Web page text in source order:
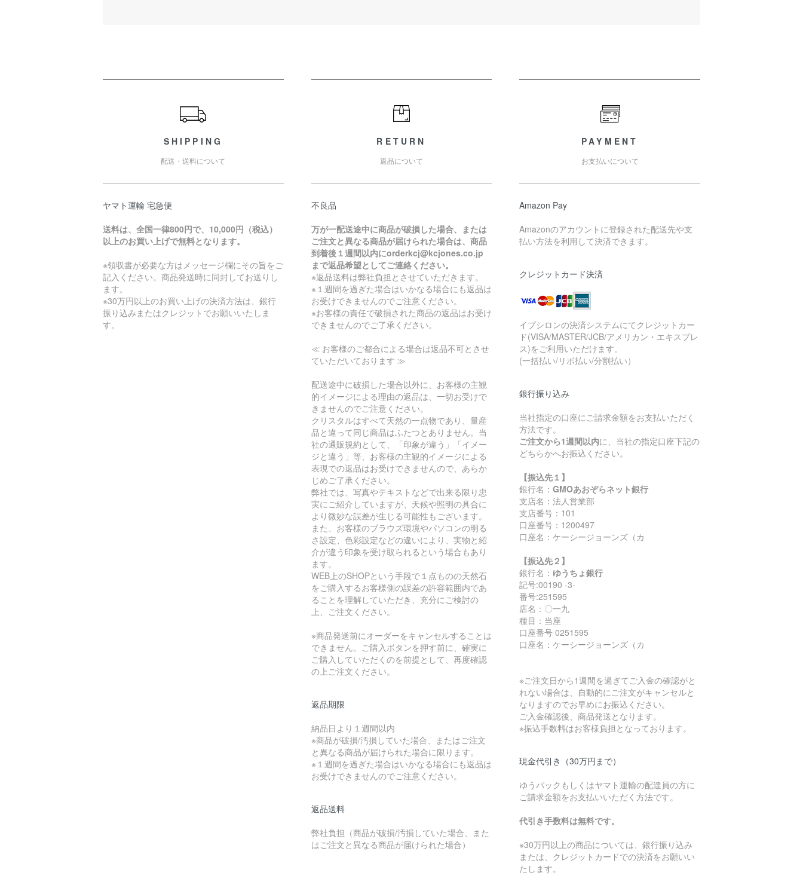
SHIPPING
配送・送料について
ヤマト運輸 宅急便
送料は、全国一律800円で、10,000円（税込）
以上のお買い上げで無料となります。
※領収書が必要な方はメッセージ欄にその旨をご
記入ください。商品発送時に同封してお送りし
ます。
※30万円以上のお買い上げの決済方法は、銀行
振り込みまたはクレジットでお願いいたしま
す。
RETURN
返品について
不良品
万が一配送途中に商品が破損した場合、または
ご注文と異なる商品が届けられた場合は、商品
到着後１週間以内にorderkcj@kcjones.co.jp
まで返品希望としてご連絡ください。
※返品送料は弊社負担とさせていただきます。
※１週間を過ぎた場合はいかなる場合にも返品は
お受けできませんのでご注意ください。
※お客様の責任で破損された商品の返品はお受け
できませんのでご了承ください。
≪ お客様のご都合による場合は返品不可とさせ
ていただいております ≫
配送途中に破損した場合以外に、お客様の主観
的イメージによる理由の返品は、一切お受けで
きませんのでご注意ください。
クリスタルはすべて天然の一点物であり、量産
品と違って同じ商品はふたつとありません。当
社の通販規約として、「印象が違う」「イメー
ジと違う」等、お客様の主観的イメージによる
表現での返品はお受けできませんので、あらか
じめご了承ください。
弊社では、写真やテキストなどで出来る限り忠
実にご紹介していますが、天候や照明の具合に
より微妙な誤差が生じる可能性もございます。
また、お客様のブラウズ環境やパソコンの明る
さ設定、色彩設定などの違いにより、実物と紹
介が違う印象を受け取られるという場合もあり
ます。
WEB上のSHOPという手段で１点ものの天然石
をご購入するお客様側の誤差の許容範囲内であ
ることを理解していただき、充分にご検討の
上、ご注文ください。
※商品発送前にオーダーをキャンセルすることは
できません。ご購入ボタンを押す前に、確実に
ご購入していただくのを前提として、再度確認
の上ご注文ください。
返品期限
納品日より１週間以内
※商品が破損/汚損していた場合、またはご注文
と異なる商品が届けられた場合に限ります。
※１週間を過ぎた場合はいかなる場合にも返品は
お受けできませんのでご注意ください。
返品送料
弊社負担（商品が破損/汚損していた場合、また
はご注文と異なる商品が届けられた場合）
PAYMENT
お支払いについて
Amazon Pay
Amazonのアカウントに登録された配送先や支
払い方法を利用して決済できます。
クレジットカード決済
イプシロンの決済システムにてクレジットカー
ド(VISA/MASTER/JCB/アメリカン・エキスプレ
ス)をご利用いただけます。
(一括払い/リボ払い/分割払い）
銀行振り込み
当社指定の口座にご請求金額をお支払いただく
方法です。
ご注文から1週間以内に、当社の指定口座下記の
どちらかへお振込ください。
【振込先１】
銀行名：GMOあおぞらネット銀行
支店名：法人営業部
支店番号：101
口座番号：1200497
口座名：ケーシージョーンズ（カ
【振込先２】
銀行名： ゆうちょ銀行
記号:00190 -3-
番号:251595
店名：〇一九
種目：当座
口座番号 0251595
口座名：ケーシージョーンズ（カ
※ご注文日から1週間を過ぎてご入金の確認がと
れない場合は、自動的にご注文がキャンセルと
なりますのでお早めにお振込ください。
ご入金確認後、商品発送となります。
※振込手数料はお客様負担となっております。
現金代引き（30万円まで）
ゆうパックもしくはヤマト運輸の配達員の方に
ご請求金額をお支払いいただく方法です。
代引き手数料は無料です。
※30万円以上の商品については、銀行振り込み
または、クレジットカードでの決済をお願いい
たします。